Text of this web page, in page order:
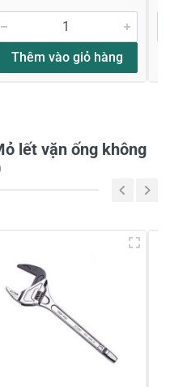
Thêm vào giỏ hàng
lết vặn ống không